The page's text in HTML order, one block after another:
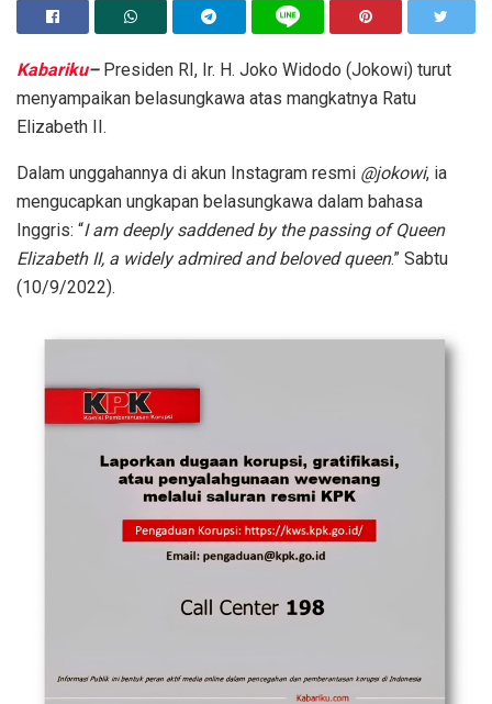
Kabariku–Presiden RI, Ir. H. Joko Widodo (Jokowi) turut
menyampaikan belasungkawa atas mangkatnya Ratu
Elizabeth II.
Dalam unggahannya di akun Instagram resmi @jokowi, ia
mengucapkan ungkapan belasungkawa dalam bahasa
Inggris: “I am deeply saddened by the passing of Queen
Elizabeth II, a widely admired and beloved queen.” Sabtu
(10/9/2022).